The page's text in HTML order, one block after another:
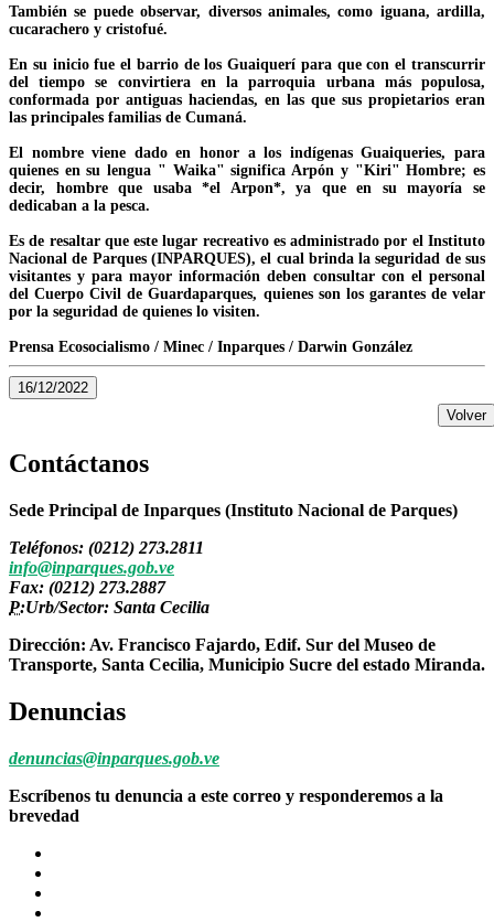
También se puede observar, diversos animales, como iguana, ardilla,
cucarachero y cristofué.
En su inicio fue el barrio de los Guaiquerí para que con el transcurrir
del tiempo se convirtiera en la parroquia urbana más populosa,
conformada por antiguas haciendas, en las que sus propietarios eran
las principales familias de Cumaná.
El nombre viene dado en honor a los indígenas Guaiqueries, para
quienes en su lengua " Waika" significa Arpón y "Kiri" Hombre; es
decir, hombre que usaba *el Arpon*, ya que en su mayoría se
dedicaban a la pesca.
Es de resaltar que este lugar recreativo es administrado por el Instituto
Nacional de Parques (INPARQUES), el cual brinda la seguridad de sus
visitantes y para mayor información deben consultar con el personal
del Cuerpo Civil de Guardaparques, quienes son los garantes de velar
por la seguridad de quienes lo visiten.
Prensa Ecosocialismo / Minec / Inparques / Darwin González
16/12/2022
Volver
Contáctanos
Sede Principal de Inparques (Instituto Nacional de Parques)
Teléfonos: (0212) 273.2811
info@inparques.gob.ve
Fax: (0212) 273.2887
P:Urb/Sector: Santa Cecilia
Dirección: Av. Francisco Fajardo, Edif. Sur del Museo de
Transporte, Santa Cecilia, Municipio Sucre del estado Miranda.
Denuncias
denuncias@inparques.gob.ve
Escríbenos tu denuncia a este correo y responderemos a la
brevedad